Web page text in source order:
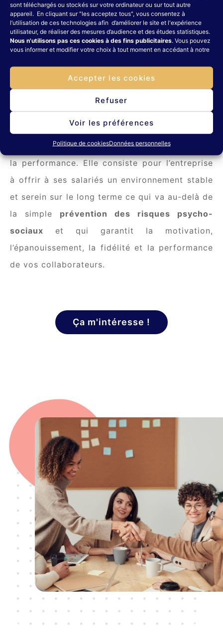
sont téléchargés ou stockés sur votre ordinateur ou sur tout autre
appareil. En cliquant sur "les acceptez tous", vous consentez à
l’utilisation de ces technologies afin d’améliorer le site et l'expérience
utilisateur, de réaliser des mesures d’audience et des études statistiques.
Nous n'utilisons pas ces cookies à des fins publicitaires. Vous pouvez
vous informer et modifier votre choix à tout moment en accédant à notre
Accepter les cookies
Refuser
Voir les préférences
Politique de cookiesDonnées personnelles
LaQualité de Vie au Travailest un enjeu
majeur des entreprises d’aujourd’hui. En effet,
en plus de garantir le bien-être des salariés,
elle représente également un levier de
performance et de fidélisation des
En effet, la QVCT possède un double objectif :
amélioration des conditions de travail
la performance. Elle consiste pour l’entreprise
à offrir à ses salariés un environnement stable
et serein sur le long terme ce qui va au-delà de
la simple prévention des risques psycho-
sociaux et qui garantit la motivation,
l’épanouissement, la fidélité et la performance
de vos collaborateurs.
Ça m'intéresse !